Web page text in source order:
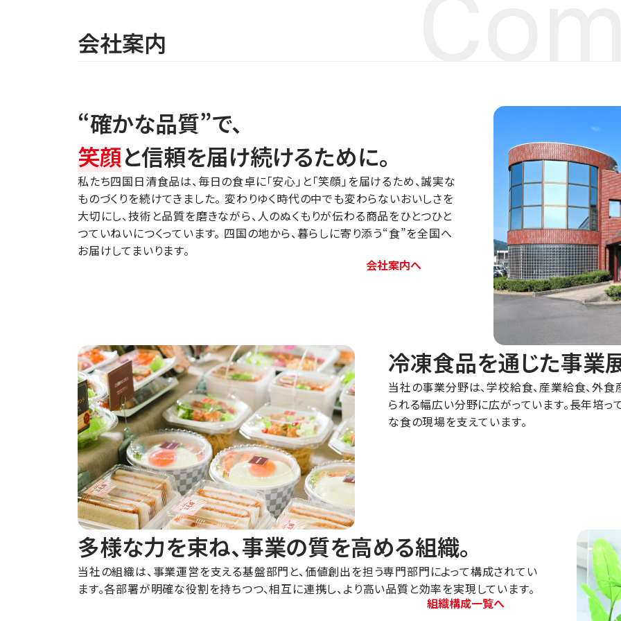
会社案内
“確かな品質”で、
笑顔と信頼を届け続けるために。
私たち四国日清食品は、毎日の食卓に「安心」と「笑顔」を届けるため、誠実な
ものづくりを続けてきました。 変わりゆく時代の中でも変わらないおいしさを
大切にし、技術と品質を磨きながら、人のぬくもりが伝わる商品をひとつひと
つていねいにつくっています。 四国の地から、暮らしに寄り添う“食”を全国へ
お届けしてまいります。
会社案内へ
冷凍食品を通じた事業
当社の事業分野は、学校給食、産業給食、外
られる幅広い分野に広がっています。長年培
な食の現場を支えています。
多様な力を束ね、事業の質を高める組織。
当社の組織は、事業運営を支える基盤部門と、価値創出を担う専門部門によって構成されてい
ます。各部署が明確な役割を持ちつつ、相互に連携し、より高い品質と効率を実現しています。
組織構成一覧へ